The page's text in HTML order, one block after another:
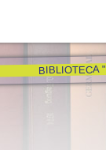
BIBLIOTECA